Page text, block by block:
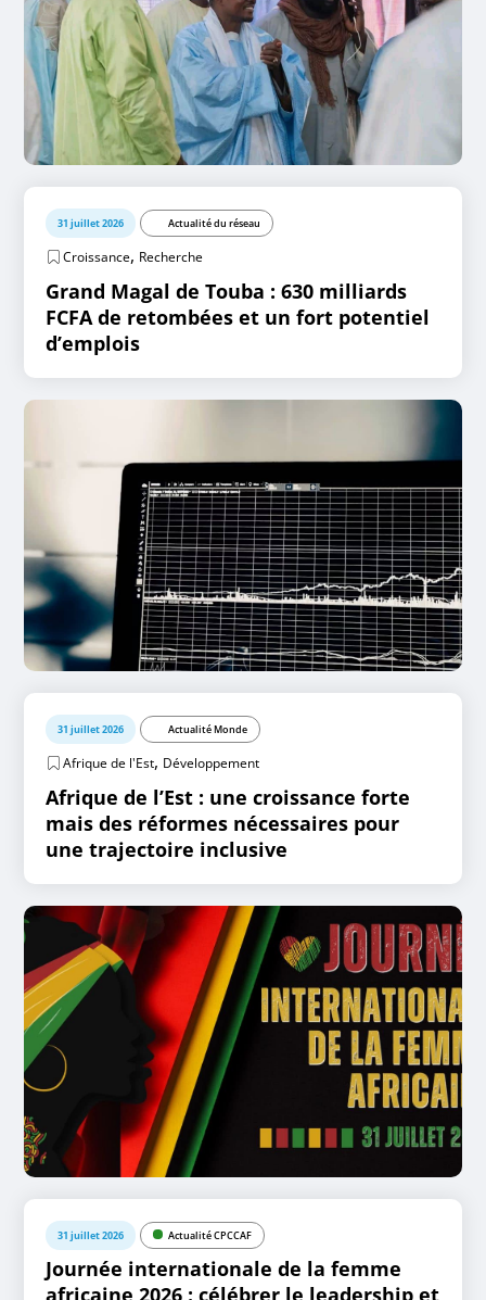
31 juillet 2026 Actualité du réseau
Croissance, Recherche
Grand Magal de Touba : 630 milliards
FCFA de retombées et un fort potentiel
d’emplois
31 juillet 2026 Actualité Monde
Afrique de l'Est, Développement
Afrique de l’Est : une croissance forte
mais des réformes nécessaires pour
une trajectoire inclusive
31 juillet 2026 Actualité CPCCAF
Journée internationale de la femme
africaine 2026 : célébrer le leadership et